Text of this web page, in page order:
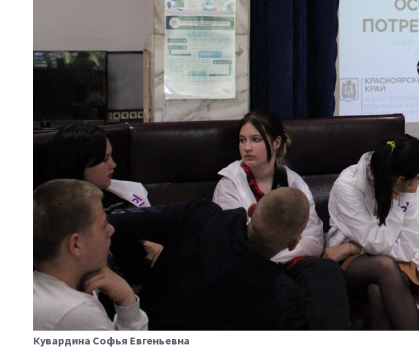
Кувардина Софья Евгеньевна